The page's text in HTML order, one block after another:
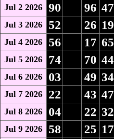
Jul 2 2026 90 96 47
Jul 3 2026 52 26 19
Jul 4 2026 56 17 65
Jul 5 2026 74 70 44
Jul 6 2026 03 49 34
Jul 7 2026 22 43 47
Jul 8 2026 04 22 32
Jul 9 2026 58 25 17